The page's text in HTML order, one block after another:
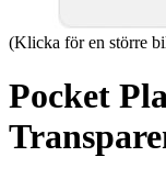
(Klicka för en större
Pocket